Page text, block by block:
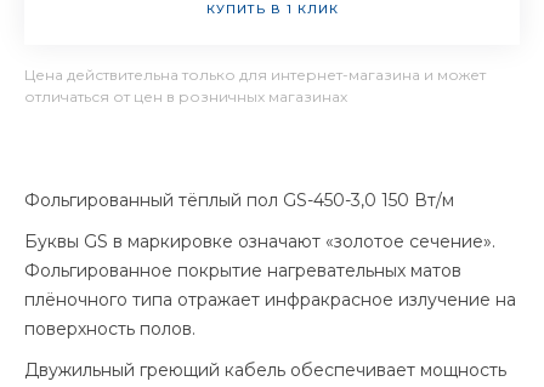
КУПИТЬ В 1 КЛИК
Цена действительна только для интернет-магазина и может
отличаться от цен в розничных магазинах
Фольгированный тёплый пол GS-450-3,0 150 Вт/м
Буквы GS в маркировке означают «золотое сечение».
Фольгированное покрытие нагревательных матов
плёночного типа отражает инфракрасное излучение на
поверхность полов.
Двужильный греющий кабель обеспечивает мощность